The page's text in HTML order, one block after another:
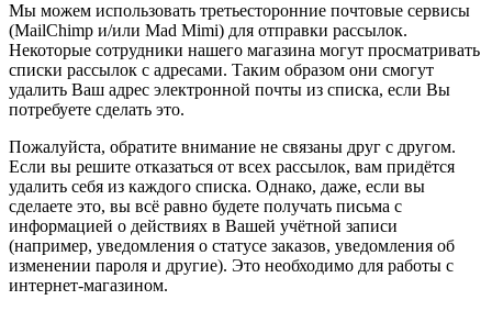
Мы можем использовать третьесторонние почтовые сервисы
(MailChimp и/или Mad Mimi) для отправки рассылок.
Некоторые сотрудники нашего магазина могут просматривать
списки рассылок с адресами. Таким образом они смогут
удалить Ваш адрес электронной почты из списка, если Вы
потребуете сделать это.
Пожалуйста, обратите внимание не связаны друг с другом.
Если вы решите отказаться от всех рассылок, вам придётся
удалить себя из каждого списка. Однако, даже, если вы
сделаете это, вы всё равно будете получать письма с
информацией о действиях в Вашей учётной записи
(например, уведомления о статусе заказов, уведомления об
изменении пароля и другие). Это необходимо для работы с
интернет-магазином.